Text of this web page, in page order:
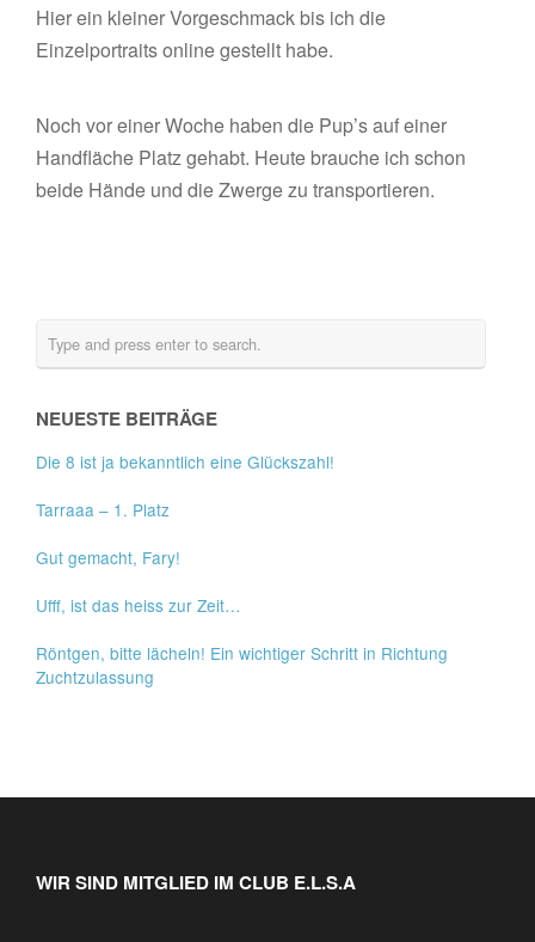
Hier ein kleiner Vorgeschmack bis ich die
Einzelportraits online gestellt habe.
Noch vor einer Woche haben die Pup’s auf einer
Handfläche Platz gehabt. Heute brauche ich schon
beide Hände und die Zwerge zu transportieren.
NEUESTE BEITRÄGE
Die 8 ist ja bekanntlich eine Glückszahl!
Tarraaa – 1. Platz
Gut gemacht, Fary!
Ufff, ist das heiss zur Zeit…
Röntgen, bitte lächeln! Ein wichtiger Schritt in Richtung
Zuchtzulassung
WIR SIND MITGLIED IM CLUB E.L.S.A